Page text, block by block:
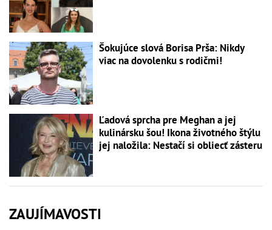
Šokujúce slová Borisa Prša: Nikdy
viac na dovolenku s rodičmi!
Ľadová sprcha pre Meghan a jej
kulinársku šou! Ikona životného štýlu
jej naložila: Nestačí si obliecť zásteru
ZAUJÍMAVOSTI